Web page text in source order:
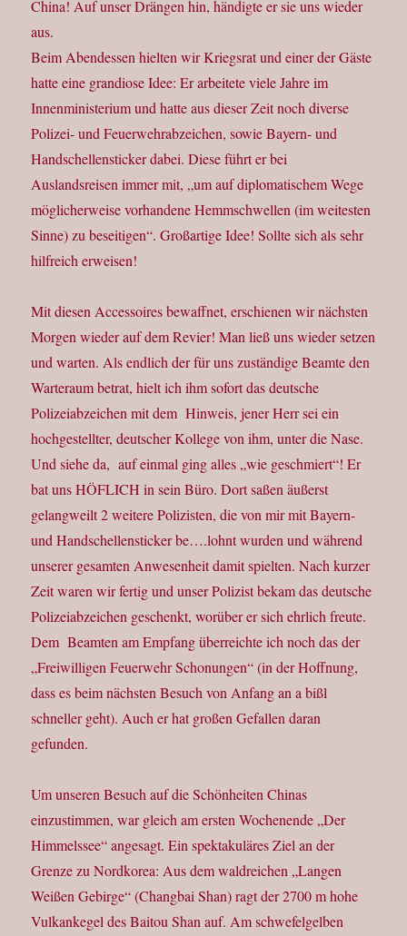
China! Auf unser Drängen hin, händigte er sie uns wieder
aus.
Beim Abendessen hielten wir Kriegsrat und einer der Gäste
hatte eine grandiose Idee: Er arbeitete viele Jahre im
Innenministerium und hatte aus dieser Zeit noch diverse
Polizei- und Feuerwehrabzeichen, sowie Bayern- und
Handschellensticker dabei. Diese führt er bei
Auslandsreisen immer mit, „um auf diplomatischem Wege
möglicherweise vorhandene Hemmschwellen (im weitesten
Sinne) zu beseitigen“. Großartige Idee! Sollte sich als sehr
hilfreich erweisen!
Mit diesen Accessoires bewaffnet, erschienen wir nächsten
Morgen wieder auf dem Revier! Man ließ uns wieder setzen
und warten. Als endlich der für uns zuständige Beamte den
Warteraum betrat, hielt ich ihm sofort das deutsche
Polizeiabzeichen mit dem Hinweis, jener Herr sei ein
hochgestellter, deutscher Kollege von ihm, unter die Nase.
Und siehe da, auf einmal ging alles „wie geschmiert“! Er
bat uns HÖFLICH in sein Büro. Dort saßen äußerst
gelangweilt 2 weitere Polizisten, die von mir mit Bayern-
und Handschellensticker be….lohnt wurden und während
unserer gesamten Anwesenheit damit spielten. Nach kurzer
Zeit waren wir fertig und unser Polizist bekam das deutsche
Polizeiabzeichen geschenkt, worüber er sich ehrlich freute.
Dem Beamten am Empfang überreichte ich noch das der
„Freiwilligen Feuerwehr Schonungen“ (in der Hoffnung,
dass es beim nächsten Besuch von Anfang an a bißl
schneller geht). Auch er hat großen Gefallen daran
gefunden.
Um unseren Besuch auf die Schönheiten Chinas
einzustimmen, war gleich am ersten Wochenende „Der
Himmelssee“ angesagt. Ein spektakuläres Ziel an der
Grenze zu Nordkorea: Aus dem waldreichen „Langen
Weißen Gebirge“ (Changbai Shan) ragt der 2700 m hohe
Vulkankegel des Baitou Shan auf. Am schwefelgelben